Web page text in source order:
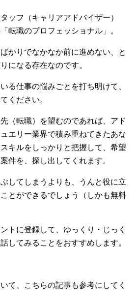
ッフ（キャリアアドバイザー）
転職のプロフェッショナル」。
かりでなかなか前に進めない、と
になる存在なのです。
る仕事の悩みごとを打ち明けて、
ください。
（転職）を望むのであれば、アド
エリー業界で積み重ねてきたあな
キルをしっかりと把握して、希望
件を、探し出してくれます。
してしまうよりも、うんと役に立
とができるでしょう（しかも無料
トに登録して、ゆっくり・じっく
してみることをおすすめします。
て、こちらの記事も参考にしてく